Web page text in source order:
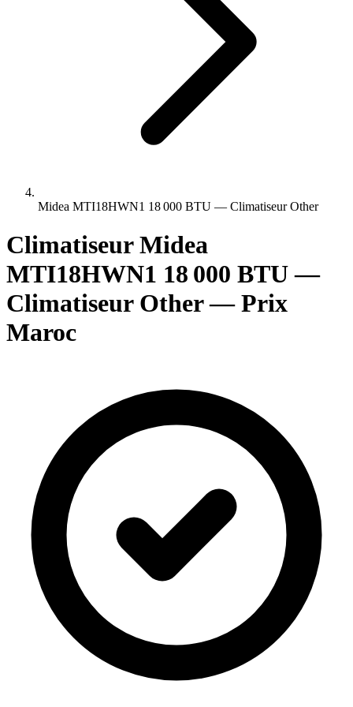
Midea MTI18HWN1 18 000 BTU — Climatiseur Other
Climatiseur Midea
MTI18HWN1 18 000 BTU —
Climatiseur Other — Prix
Maroc